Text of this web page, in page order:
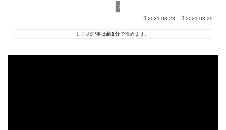
スタンダード2022
2021.08.23 2021.08.29
この記事は約1分で読めます。